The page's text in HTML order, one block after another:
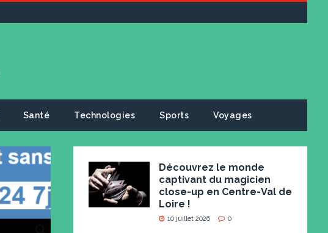
Santé Technologies Sports Voyages
Découvrez le monde
captivant du magicien
close-up en Centre-Val de
Loire !
10 juillet 2026 0